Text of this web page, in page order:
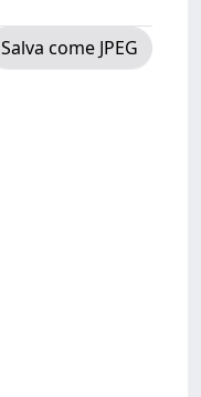
Salva come JPEG